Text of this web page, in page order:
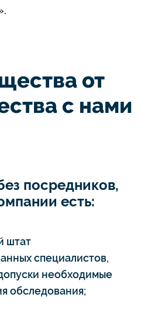
от
с нами
посредников,
есть:
штат
специалистов,
необходимые
обследования;